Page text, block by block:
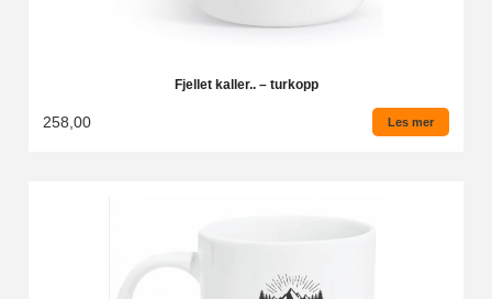
Fjellet kaller.. – turkopp
258,00 Les mer